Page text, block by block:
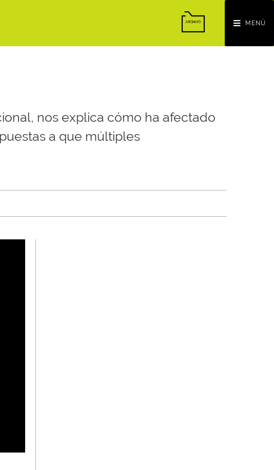
MENÚ
nos explica cómo ha afectado
a que múltiples